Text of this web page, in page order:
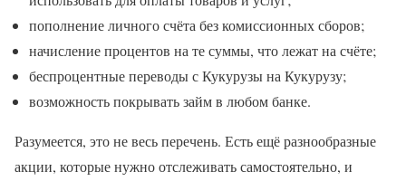
пополнение личного счёта без комиссионных сборов;
начисление процентов на те суммы, что лежат на счёте;
беспроцентные переводы с Кукурузы на Кукурузу;
возможность покрывать займ в любом банке.
Разумеется, это не весь перечень. Есть ещё разнообразные
акции, которые нужно отслеживать самостоятельно, и